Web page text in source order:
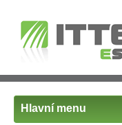
Hlavní menu